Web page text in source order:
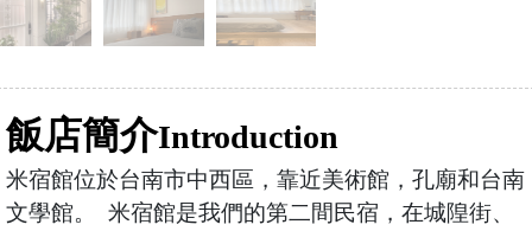
飯店簡介Introduction
米宿館位於台南市中西區，靠近美術館，孔廟和台南
文學館。 米宿館是我們的第二間民宿，在城隍街、